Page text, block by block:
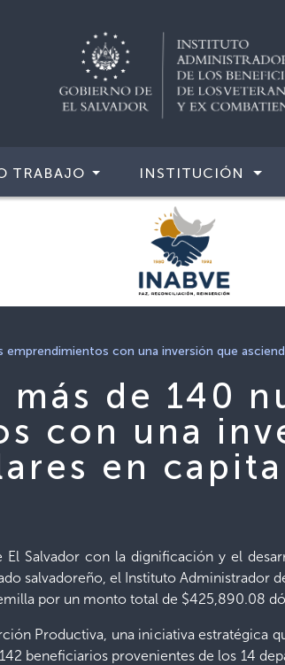
TRABAJO INSTITUCIÓN
emprendimientos con una inversión que
más de 140
con una
en
Salvador con la dignificación y el
salvadoreño, el Instituto Administrador
por un monto total de $425,890.08
Productiva, una iniciativa
beneficiarios provenientes de los 14